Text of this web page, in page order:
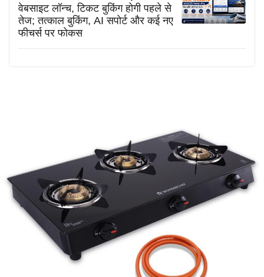
वेबसाइट लॉन्च, टिकट बुकिंग होगी पहले से
तेज; तत्काल बुकिंग, AI सपोर्ट और कई नए
फीचर्स पर फोकस